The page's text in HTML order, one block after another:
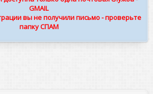
GMAIL
вы не получили письмо - проверьте
папку СПАМ